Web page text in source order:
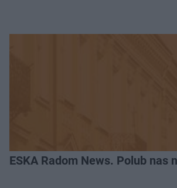
ESKA Radom News. Polub nas